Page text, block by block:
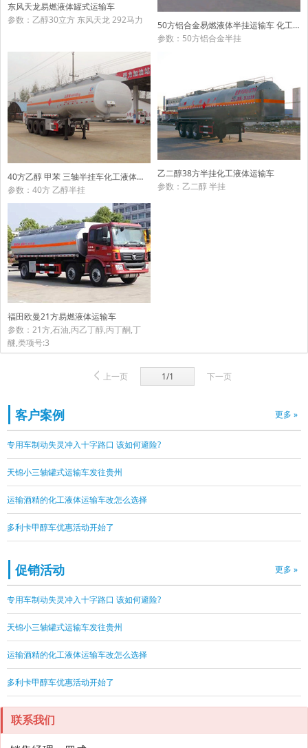
东风天龙易燃液体罐式运输车
参数：乙醇30立方 东风天龙 292马力
50方铝合金易燃液体半挂运输车 化工液体运输车
参数：50方铝合金半挂
40方乙醇 甲苯 三轴半挂车化工液体半挂车
参数：40方 乙醇半挂
乙二醇38方半挂化工液体运输车
参数：乙二醇 半挂
福田欧曼21方易燃液体运输车
参数：21方,石油,丙乙丁醇,丙丁酮,丁
醚,类项号:3
上一页 1/1 下一页
客户案例 更多 »
专用车制动失灵冲入十字路口 该如何避险?
天锦小三轴罐式运输车发往贵州
运输酒精的化工液体运输车改怎么选择
多利卡甲醇车优惠活动开始了
促销活动 更多 »
专用车制动失灵冲入十字路口 该如何避险?
天锦小三轴罐式运输车发往贵州
运输酒精的化工液体运输车改怎么选择
多利卡甲醇车优惠活动开始了
联系我们